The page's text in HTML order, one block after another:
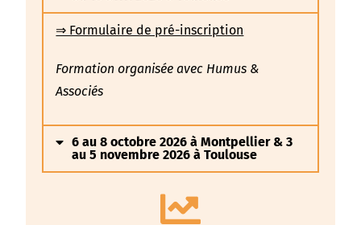
⇒ Formulaire de pré-inscription
Formation organisée avec Humus &
Associés
6 au 8 octobre 2026 à Montpellier & 3
au 5 novembre 2026 à Toulouse